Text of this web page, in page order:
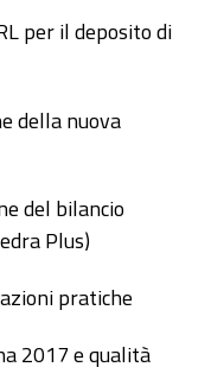
per il deposito di
della nuova
del bilancio
Plus)
pratiche
2017 e qualità